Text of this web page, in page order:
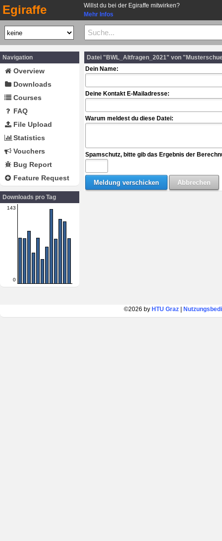
Egiraffe
Willst du bei der Egiraffe mitwirken?
Mehr Infos
Navigation
Overview
Downloads
Courses
FAQ
File Upload
Statistics
Vouchers
Bug Report
Feature Request
Downloads pro Tag
143
0
Datei "BWL_Altfragen_2021" von
Dein Name:
Deine Kontakt E-Mailadresse:
Warum meldest du diese Datei:
Spamschutz, bitte gib das Ergebnis der
©2026 by HTU Graz|